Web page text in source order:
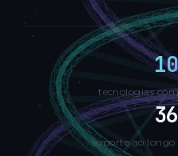
tecnologias
suporte ao